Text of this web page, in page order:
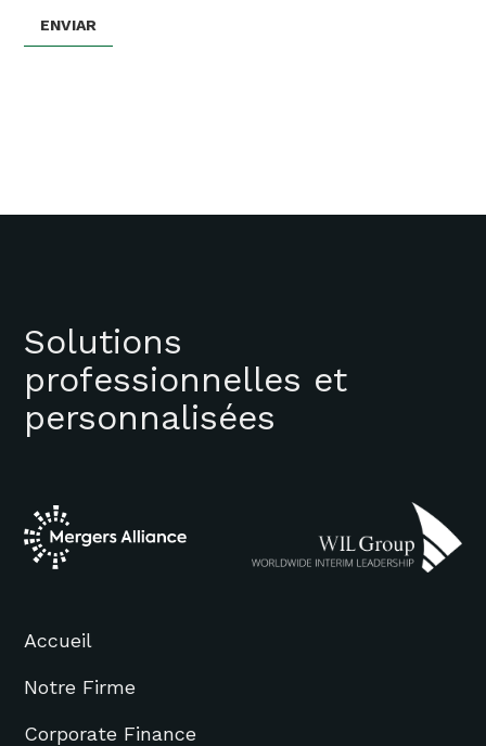
Solutions
professionnelles et
personnalisées
Accueil
Notre Firme
Corporate Finance